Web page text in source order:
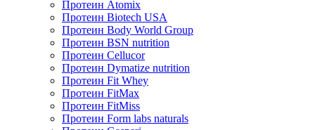
Протеин Atomix
Протеин Biotech USA
Протеин Body World Group
Протеин BSN nutrition
Протеин Cellucor
Протеин Dymatize nutrition
Протеин Fit Whey
Протеин FitMax
Протеин FitMiss
Протеин Form labs naturals